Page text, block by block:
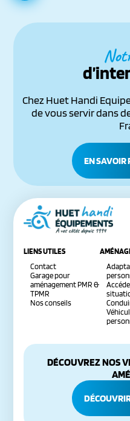
Chez Huet Handi
de vous servir dans
EN SAVOIR
LIENS UTILES
Contact
Garage pour
aménagement PMR &
TPMR
Nos conseils
DÉCOUVREZ NOS